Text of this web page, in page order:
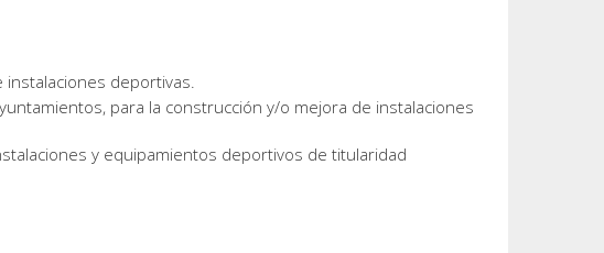
deportivas.
para la construcción y/o mejora de instalaciones
y equipamientos deportivos de titularidad